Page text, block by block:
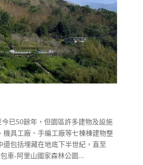
已50餘年，但園區許多建物及設施
具工廠、手編工廠等七棟棟建物整
包括埋藏在地底下半世紀，直至
車-阿里山國家森林公園...